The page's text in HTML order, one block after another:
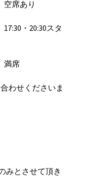
席あり
・20:30スタ
満席
わせくださいま
みとさせて頂き